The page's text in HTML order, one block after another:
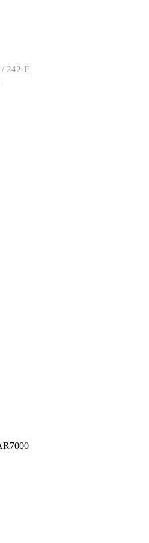
242-F